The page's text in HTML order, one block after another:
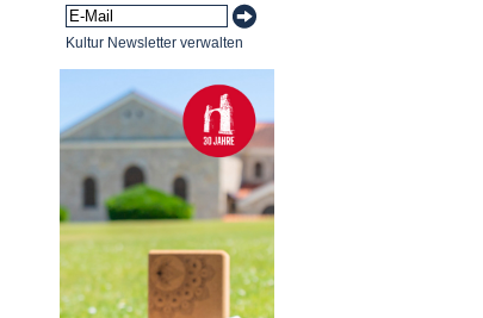
Kultur Newsletter verwalten